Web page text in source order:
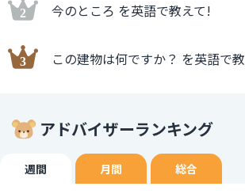
今のところ を英語で教えて!
この建物は何ですか？ を英語で
アドバイザーランキング
週間 月間 総合